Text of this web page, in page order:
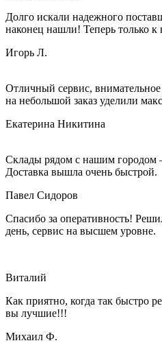
Долго искали надежного
наконец нашли! Теперь только к
Игорь Л.
Отличный сервис,
на небольшой заказ уделили
Екатерина Никитина
Склады рядом с нашим городом
Доставка вышла очень быстрой.
Павел Сидоров
Спасибо за оперативность!
день, сервис на высшем уровне.
Виталий
Как приятно, когда так быстро
вы лучшие!!!
Михаил Ф.